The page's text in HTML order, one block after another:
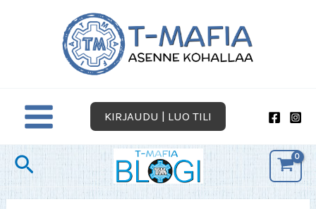
KIRJAUDU | LUO TILI
Hae